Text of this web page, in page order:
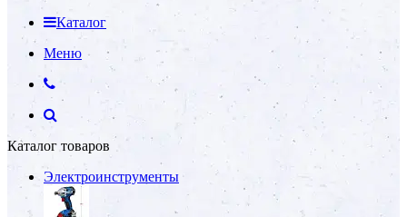
Каталог
Меню
Каталог товаров
Электроинструменты